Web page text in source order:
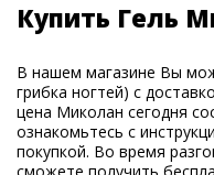
Купить Гель
В нашем магазине Вы
грибка ногтей) с
цена Миколан сегодня
ознакомьтесь с
покупкой. Во время